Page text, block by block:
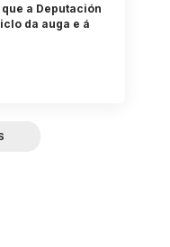
a Deputación
da auga e á